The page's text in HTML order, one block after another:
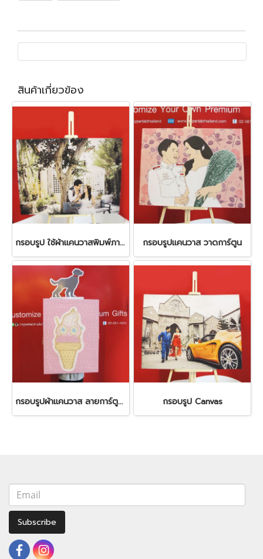
สินค้าเกี่ยวข้อง
กรอบรูป ใช้ผ้าแคนวาสพิมพ์ภาพจริง กรอบรูปแคนวาส วาดการ์ตูน
กรอบรูปผ้าแคนวาส ลายการ์ตูนชนิดต่างๆ กรอบรูป Canvas
Subscribe